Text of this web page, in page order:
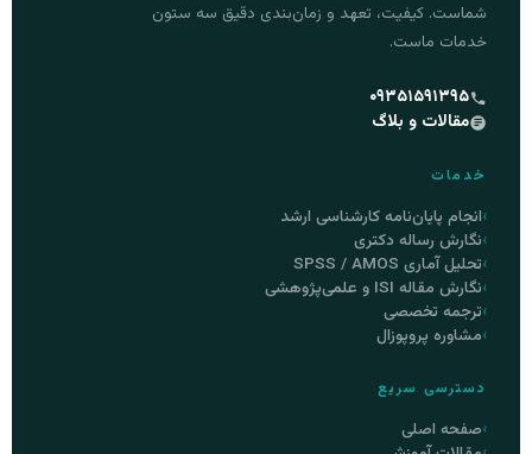
شماست. کیفیت، تعهد و زمان‌بندی دقیق سه ستون
خدمات ماست.
۰۹۳۵۱۵۹۱۳۹۵
مقالات و بلاگ
خدمات
انجام پایان‌نامه کارشناسی ارشد
نگارش رساله دکتری
تحلیل آماری SPSS / AMOS
نگارش مقاله ISI و علمی‌پژوهشی
ترجمه تخصصی
مشاوره پروپوزال
دسترسی سریع
صفحه اصلی